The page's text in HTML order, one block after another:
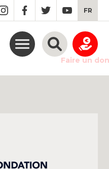
FR
Faire un don